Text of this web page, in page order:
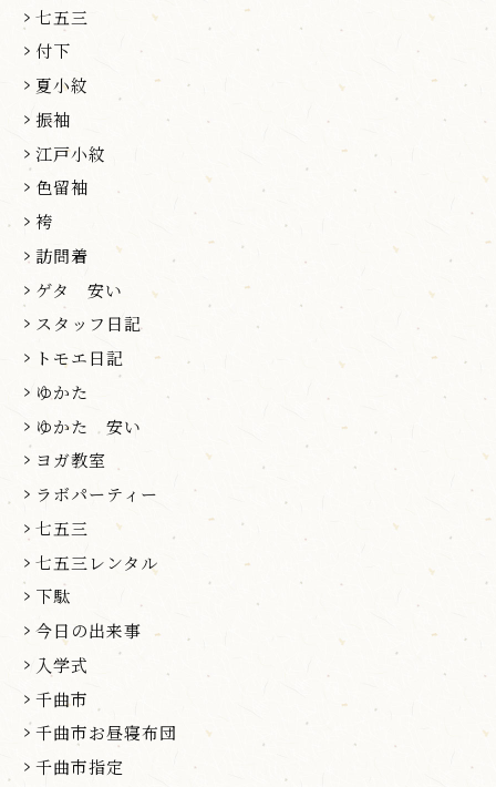
七五三
付下
夏小紋
振袖
江戸小紋
色留袖
袴
訪問着
ゲタ 安い
スタッフ日記
トモエ日記
ゆかた
ゆかた 安い
ヨガ教室
ラボパーティー
七五三
七五三レンタル
下駄
今日の出来事
入学式
千曲市
千曲市お昼寝布団
千曲市指定